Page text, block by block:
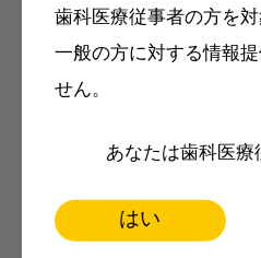
歯科医療従事者の方を対
一般の方に対する情報
せん。
あなたは歯科医療
はい
メリット